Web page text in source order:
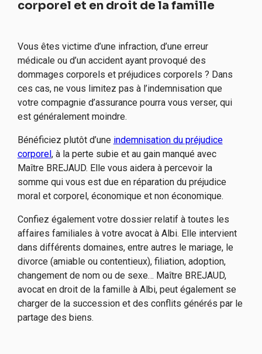
corporel et en droit de la famille
Vous êtes victime d’une infraction, d’une erreur
médicale ou d’un accident ayant provoqué des
dommages corporels et préjudices corporels ? Dans
ces cas, ne vous limitez pas à l’indemnisation que
votre compagnie d’assurance pourra vous verser, qui
est généralement moindre.
Bénéficiez plutôt d’une indemnisation du préjudice
corporel , à la perte subie et au gain manqué avec
Maître BREJAUD. Elle vous aidera à percevoir la
somme qui vous est due en réparation du préjudice
moral et corporel, économique et non économique.
Confiez également votre dossier relatif à toutes les
affaires familiales à votre avocat à Albi. Elle intervient
dans différents domaines, entre autres le mariage, le
divorce (amiable ou contentieux), filiation, adoption,
changement de nom ou de sexe… Maître BREJAUD,
avocat en droit de la famille à Albi, peut également se
charger de la succession et des conflits générés par le
partage des biens.